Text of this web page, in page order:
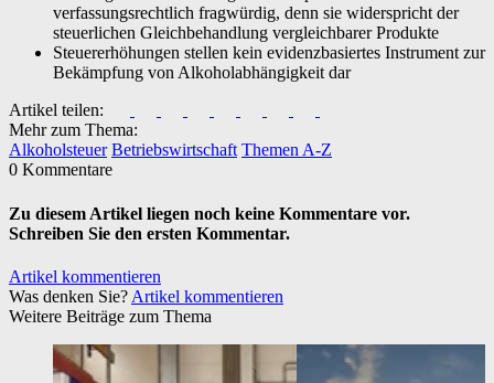
verfassungsrechtlich fragwürdig, denn sie widerspricht der
steuerlichen Gleichbehandlung vergleichbarer Produkte
Steuererhöhungen stellen kein evidenzbasiertes Instrument zur
Bekämpfung von Alkoholabhängigkeit dar
Artikel teilen:
Mehr zum Thema:
Alkoholsteuer Betriebswirtschaft Themen A-Z
0 Kommentare
Zu diesem Artikel liegen noch keine Kommentare vor.
Schreiben Sie den ersten Kommentar.
Artikel kommentieren
Was denken Sie? Artikel kommentieren
Weitere Beiträge zum Thema